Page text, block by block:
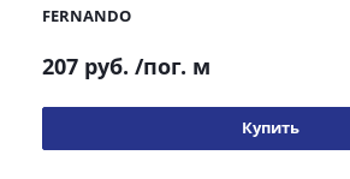
FERNANDO
207 руб. /пог. м
Купить